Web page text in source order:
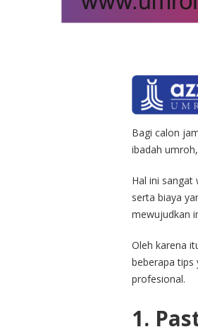
Bagi calon
ibadah
Hal ini
serta biaya
mewujudkan
Oleh karena
beberapa tips
profesional.
1.